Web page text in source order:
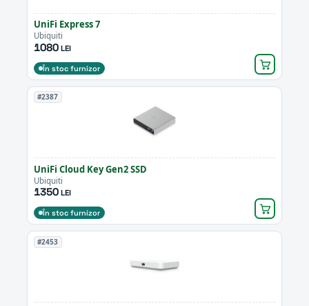
UniFi Express 7
Ubiquiti
1080LEI
În stoc furnizor
#2387
UniFi Cloud Key Gen2 SSD
Ubiquiti
1350LEI
În stoc furnizor
#2453